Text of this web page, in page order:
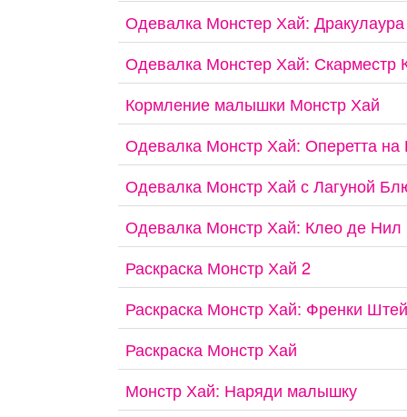
Одевалка Монстер Хай:
Одевалка Монстер Хай: Скарместр
Кормление малышки Монстр Хай
Одевалка Монстр Хай: Оперетта на
Одевалка Монстр Хай с Лагуной
Одевалка Монстр Хай: Клео де Нил
Раскраска Монстр Хай 2
Раскраска Монстр Хай: Френки
Раскраска Монстр Хай
Монстр Хай: Наряди малышку